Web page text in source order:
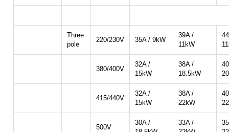
Three
pole
220/230V 35A / 9kW
39A /
11kW
380/400V
32A /
15kW
38A /
18.5kW
415/440V
32A /
15kW
38A /
22kW
500V
30A /
33A /